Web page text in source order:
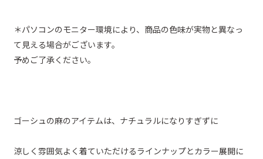
＊パソコンのモニター環境により、商品の色味が実物と異なっ
て見える場合がございます。
予めご了承ください。
ゴーシュの麻のアイテムは、ナチュラルになりすぎずに
涼しく雰囲気よく着ていただけるラインナップとカラー展開に